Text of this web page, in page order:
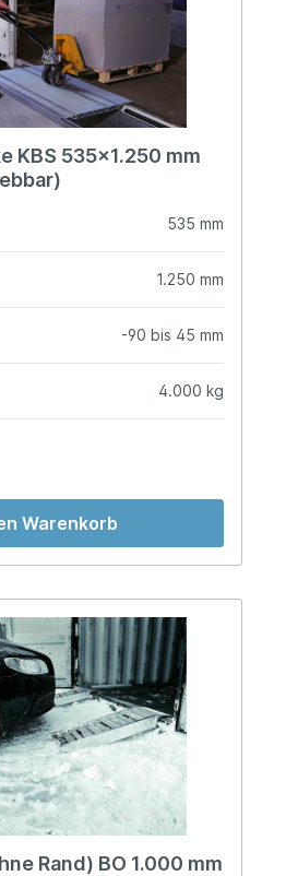
KBS 535x1.250 mm
535 mm
1.250 mm
-90 bis 45 mm
4.000 kg
Warenkorb
Rand) BO 1.000 mm